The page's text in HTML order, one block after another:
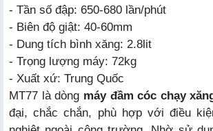
- Tần số đập: 650-680 lần/phút
- Biên độ giật: 40-60mm
- Dung tích bình xăng: 2.8lit
- Trọng lượng máy: 72kg
- Xuất xứ: Trung Quốc
MT77 là dòng máy đầm cóc chạy
đại, chắc chắn, phù hợp với điều